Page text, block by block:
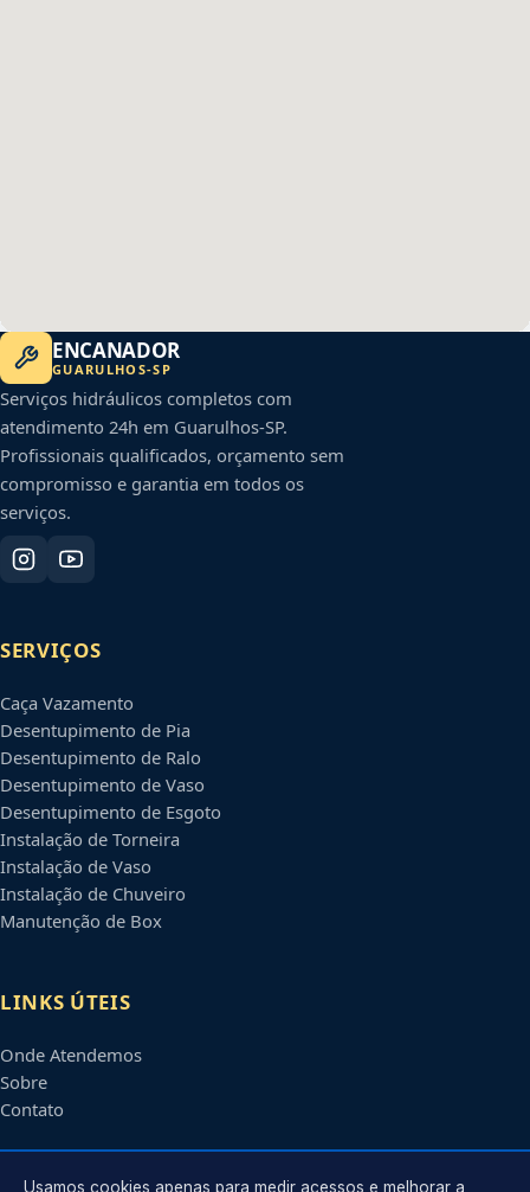
ENCANADOR
GUARULHOS-SP
Serviços hidráulicos completos com
atendimento 24h em Guarulhos-SP.
Profissionais qualificados, orçamento sem
compromisso e garantia em todos os
serviços.
SERVIÇOS
Caça Vazamento
Desentupimento de Pia
Desentupimento de Ralo
Desentupimento de Vaso
Desentupimento de Esgoto
Instalação de Torneira
Instalação de Vaso
Instalação de Chuveiro
Manutenção de Box
LINKS ÚTEIS
Onde Atendemos
Sobre
Contato
Usamos cookies apenas para medir acessos e melhorar a